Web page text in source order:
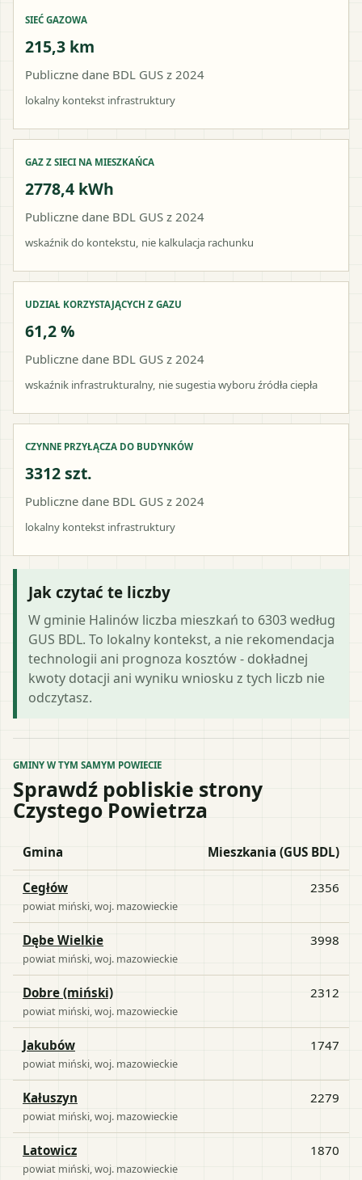
SIEĆ GAZOWA
215,3 km
Publiczne dane BDL GUS z 2024
lokalny kontekst infrastruktury
GAZ Z SIECI NA MIESZKAŃCA
2778,4 kWh
Publiczne dane BDL GUS z 2024
wskaźnik do kontekstu, nie kalkulacja rachunku
UDZIAŁ KORZYSTAJĄCYCH Z GAZU
61,2 %
Publiczne dane BDL GUS z 2024
wskaźnik infrastrukturalny, nie sugestia wyboru źródła ciepła
CZYNNE PRZYŁĄCZA DO BUDYNKÓW
3312 szt.
Publiczne dane BDL GUS z 2024
lokalny kontekst infrastruktury
Jak czytać te liczby
W gminie Halinów liczba mieszkań to 6303 według
GUS BDL. To lokalny kontekst, a nie rekomendacja
technologii ani prognoza kosztów - dokładnej
kwoty dotacji ani wyniku wniosku z tych liczb nie
odczytasz.
GMINY W TYM SAMYM POWIECIE
Sprawdź pobliskie strony
Czystego Powietrza
Gmina Mieszkania (GUS BDL)
Cegłów
powiat miński , woj. mazowieckie
2356
Dębe Wielkie
powiat miński , woj. mazowieckie
3998
Dobre (miński)
powiat miński , woj. mazowieckie
2312
Jakubów
powiat miński , woj. mazowieckie
1747
Kałuszyn
powiat miński , woj. mazowieckie
2279
Latowicz
powiat miński , woj. mazowieckie
1870